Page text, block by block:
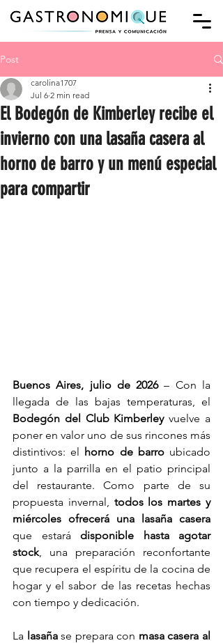
Post
El Bodegón de Kimberley recibe el
invierno con una lasaña casera al
horno de barro y un menú especial
para compartir
carolina1707
Jul 6 2 min read
Buenos Aires, julio de 2026 – Con la
Bodegón del Club Kimberley vuelve a
poner en valor uno de sus rincones más
distintivos: el horno de barro ubicado
junto a la parrilla en el patio principal
del restaurante. Como parte de su
propuesta invernal, todos los martes y
que estará disponible hasta agotar
stock, una preparación reconfortante
que recupera el espíritu de la cocina de
hogar y el sabor de las recetas hechas
con tiempo y dedicación.
La lasaña se prepara con masa casera al